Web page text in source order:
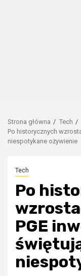
Strona główna
Tech
Po historycznych
niespotykane ożywienie
Tech
Po
PGE